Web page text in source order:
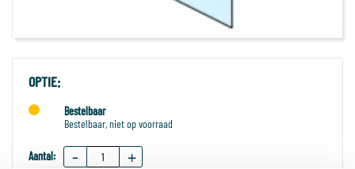
OPTIE:
Bestelbaar
Bestelbaar, niet op voorraad
Aantal: - +